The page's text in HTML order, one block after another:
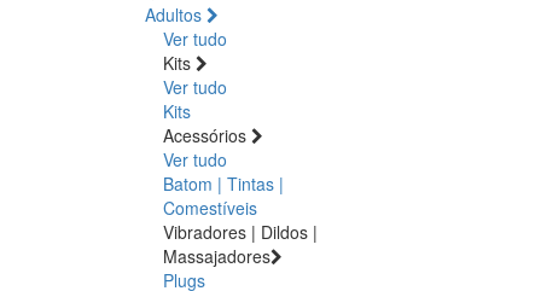
Adultos
Ver tudo
Kits
Ver tudo
Kits
Acessórios
Ver tudo
Batom | Tintas |
Comestíveis
Vibradores | Dildos |
Massajadores
Plugs